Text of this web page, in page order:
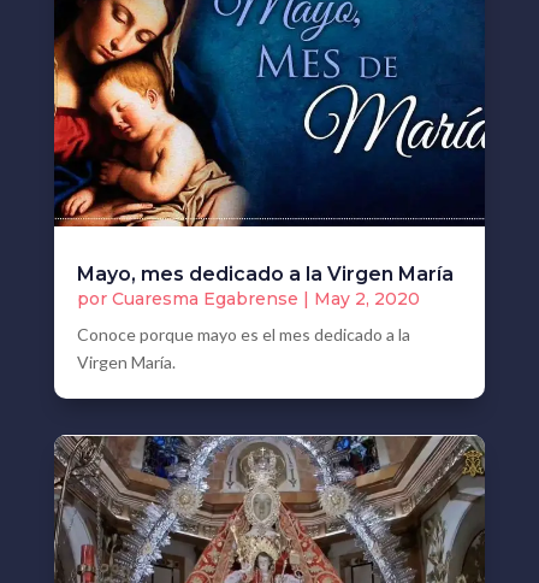
Mayo, mes dedicado a la Virgen María
por Cuaresma Egabrense | May 2, 2020
Conoce porque mayo es el mes dedicado a la
Virgen María.